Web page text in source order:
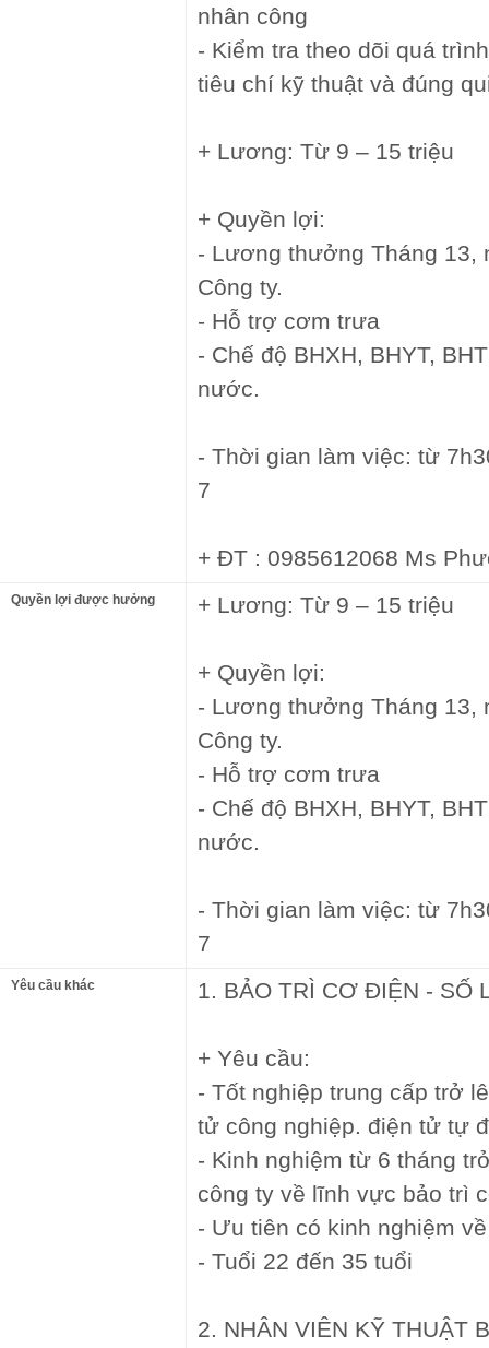
nhân công
- Kiểm tra theo dõi quá
tiêu chí kỹ thuật và đúng
+ Lương: Từ 9 – 15 triệu
+ Quyền lợi:
- Lương thưởng Tháng 13,
Công ty.
- Hỗ trợ cơm trưa
- Chế độ BHXH, BHYT,
nước.
- Thời gian làm việc: từ
7
+ ĐT : 0985612068 Ms
Quyền lợi được hưởng + Lương: Từ 9 – 15 triệu
+ Quyền lợi:
- Lương thưởng Tháng 13,
Công ty.
- Hỗ trợ cơm trưa
- Chế độ BHXH, BHYT,
nước.
- Thời gian làm việc: từ
7
Yêu cầu khác 1. BẢO TRÌ CƠ ĐIỆN - SỐ
+ Yêu cầu:
- Tốt nghiệp trung cấp trở
tử công nghiệp. điện tử tự
- Kinh nghiệm từ 6 tháng
công ty về lĩnh vực bảo trì
- Ưu tiên có kinh nghiệm
- Tuổi 22 đến 35 tuổi
2. NHÂN VIÊN KỸ THUẬT